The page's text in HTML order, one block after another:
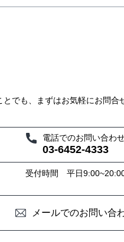
とでも、まずはお気軽にお問合
電話でのお問い合わ
03-6452-4333
受付時間 平日
メールでのお問い合